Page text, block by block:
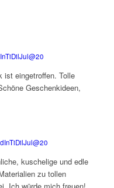
ist eingetroffen. Tolle
Geschenkideen,
kuschelige und edle
zu tollen